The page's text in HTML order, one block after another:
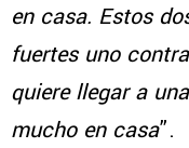
en casa. Estos
fuertes uno
quiere llegar a
mucho en casa”.